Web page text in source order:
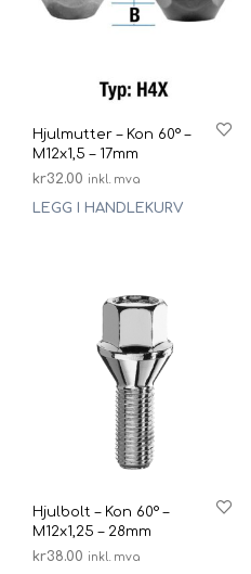
Hjulmutter – Kon 60° –
M12x1,5 – 17mm
kr32.00 inkl. mva
LEGG I HANDLEKURV
Hjulbolt – Kon 60° –
M12x1,25 – 28mm
kr38.00 inkl. mva